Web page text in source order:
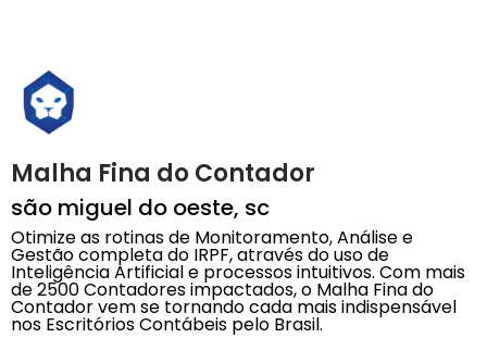
Malha Fina do Contador
são miguel do oeste, sc
Otimize as rotinas de Monitoramento, Análise e
Gestão completa do IRPF, através do uso de
Inteligência Artificial e processos intuitivos. Com mais
de 2500 Contadores impactados, o Malha Fina do
Contador vem se tornando cada mais indispensável
nos Escritórios Contábeis pelo Brasil.